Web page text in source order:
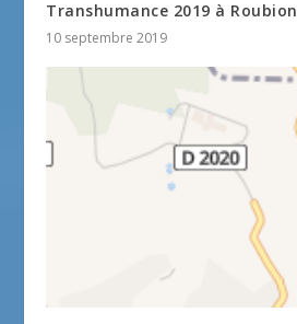
Transhumance 2019 à Roubion
10 septembre 2019